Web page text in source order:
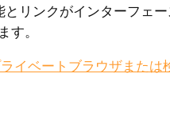
とリンクがインターフェ
す。
イベートブラウザまたは